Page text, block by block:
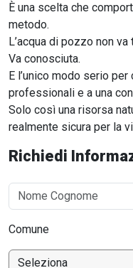
È una scelta che
metodo.
L’acqua di pozzo non va
Va conosciuta.
E l’unico modo serio
professionali e a una
Solo così una risorsa
realmente sicura per la
Richiedi
Comune